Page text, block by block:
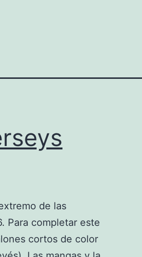
de las
Para completar este
cortos de color